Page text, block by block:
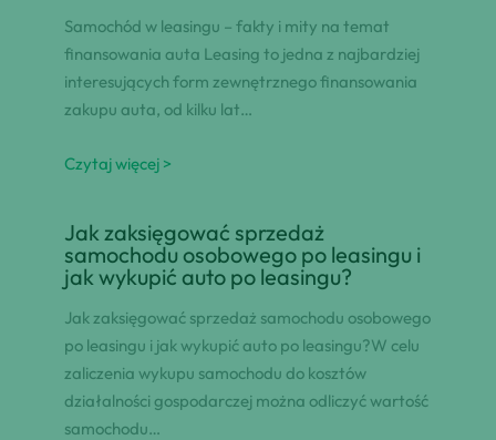
Samochód w leasingu – fakty i mity na temat
finansowania auta Leasing to jedna z najbardziej
interesujących form zewnętrznego finansowania
zakupu auta, od kilku lat…
Czytaj więcej >
Jak zaksięgować sprzedaż
samochodu osobowego po leasingu i
jak wykupić auto po leasingu?
Jak zaksięgować sprzedaż samochodu osobowego
po leasingu i jak wykupić auto po leasingu?W celu
zaliczenia wykupu samochodu do kosztów
działalności gospodarczej można odliczyć wartość
samochodu…